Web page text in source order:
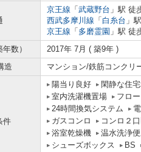
京王線 「 武蔵野台 」駅 徒
西武多摩川線 「 白糸台 」
京王線 「 多磨霊園 」駅 徒
数）
2017年 7月 ( 築9年 )
造
マンション/鉄筋コンクリ
件
陽当り良好 閑静な住
室内洗濯機置場
フロ
24時間換気システム
ガスコンロ
コンロ２
浴室乾燥機
温水洗浄
シューズボックス
BS